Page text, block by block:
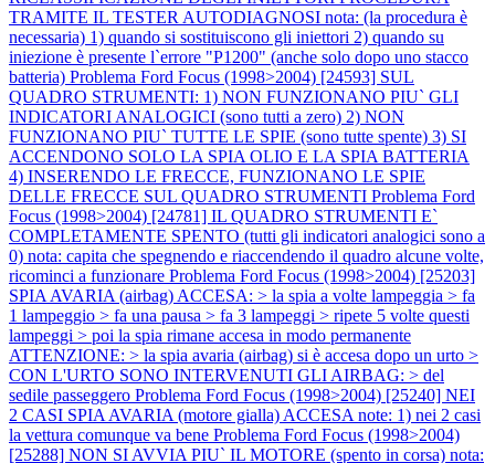
TRAMITE IL TESTER AUTODIAGNOSI nota: (la procedura è
necessaria) 1) quando si sostituiscono gli iniettori 2) quando su
iniezione è presente l`errore "P1200" (anche solo dopo uno stacco
batteria) Problema Ford Focus (1998>2004) [24593] SUL
QUADRO STRUMENTI: 1) NON FUNZIONANO PIU` GLI
INDICATORI ANALOGICI (sono tutti a zero) 2) NON
FUNZIONANO PIU` TUTTE LE SPIE (sono tutte spente) 3) SI
ACCENDONO SOLO LA SPIA OLIO E LA SPIA BATTERIA
4) INSERENDO LE FRECCE, FUNZIONANO LE SPIE
DELLE FRECCE SUL QUADRO STRUMENTI Problema Ford
Focus (1998>2004) [24781] IL QUADRO STRUMENTI E`
COMPLETAMENTE SPENTO (tutti gli indicatori analogici sono a
0) nota: capita che spegnendo e riaccendendo il quadro alcune volte,
ricominci a funzionare Problema Ford Focus (1998>2004) [25203]
SPIA AVARIA (airbag) ACCESA: > la spia a volte lampeggia > fa
1 lampeggio > fa una pausa > fa 3 lampeggi > ripete 5 volte questi
lampeggi > poi la spia rimane accesa in modo permanente
ATTENZIONE: > la spia avaria (airbag) si è accesa dopo un urto >
CON L'URTO SONO INTERVENUTI GLI AIRBAG: > del
sedile passeggero Problema Ford Focus (1998>2004) [25240] NEI
2 CASI SPIA AVARIA (motore gialla) ACCESA note: 1) nei 2 casi
la vettura comunque va bene Problema Ford Focus (1998>2004)
[25288] NON SI AVVIA PIU` IL MOTORE (spento in corsa) nota: